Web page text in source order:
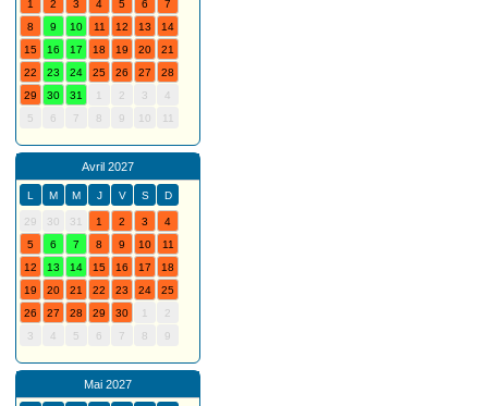
1 2 3 4 5 6
7
8
9 10 11 12 13
14
15
16 17 18 19 20
21
22
23 24 25 26 27
28
29
30 31 1 2 3
4
5
6 7 8 9 10 11
Avril 2027
L M M J V S D
29 30 31 1 2 3
4
5
6 7 8 9 10
11
12
13 14 15 16 17
18
19
20 21 22 23 24
25
26
27 28 29 30 1
2
3
4 5 6 7 8 9
Mai 2027